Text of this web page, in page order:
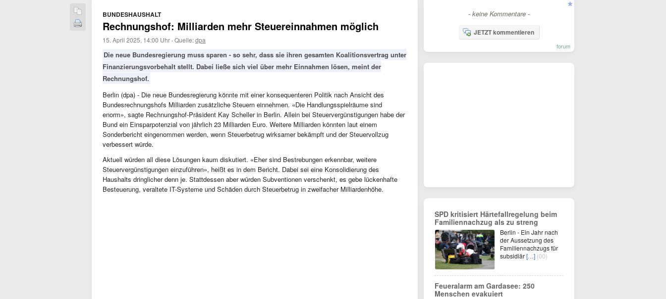
BUNDESHAUSHALT
Rechnungshof: Milliarden mehr Steuereinnahmen möglich
15. April 2025, 14:00 Uhr ·Quelle:dpa
Die neue Bundesregierung muss sparen - so sehr, dass sie ihren gesamten Koalitionsvertrag unter
Finanzierungsvorbehalt stellt. Dabei ließe sich viel über mehr Einnahmen lösen, meint der
Rechnungshof.
Berlin (dpa) - Die neue Bundesregierung könnte mit einer konsequenteren Politik nach Ansicht des
Bundesrechnungshofs Milliarden zusätzliche Steuern einnehmen. «Die Handlungsspielräume sind
enorm», sagte Rechnungshof-Präsident Kay Scheller in Berlin. Allein bei Steuervergünstigungen habe der
Bund ein Einsparpotenzial von jährlich 23 Milliarden Euro. Weitere Milliarden könnten laut einem
Sonderbericht eingenommen werden, wenn Steuerbetrug wirksamer bekämpft und der Steuervollzug
verbessert würde.
Aktuell würden all diese Lösungen kaum diskutiert. «Eher sind Bestrebungen erkennbar, weitere
Steuervergünstigungen einzuführen», heißt es in dem Bericht. Dabei sei eine Konsolidierung des
Haushalts dringlicher denn je. Stattdessen aber würden Subventionen verschenkt, es gebe lückenhafte
Besteuerung, veraltete IT-Systeme und Schäden durch Steuerbetrug in zweifacher Milliardenhöhe.
- keine Kommentare -
JETZT kommentieren
forum
SPD kritisiert Härtefallregelung beim
Familiennachzug als zu streng
Berlin - Ein Jahr nach
der Aussetzung des
Familiennachzugs für
subsidiär[…] (00)
Feueralarm am Gardasee: 250
Menschen evakuiert